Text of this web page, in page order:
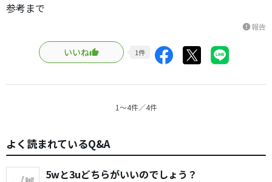
参考まで
report報告
いいね 1件
1〜4件／4件
よく読まれているQ&A
5wと3uどちらがいいのでしょう？